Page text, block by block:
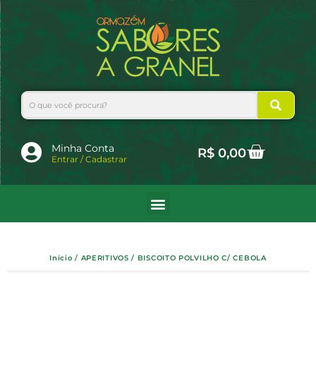
para
o
conteúdo
Search
Minha Conta
Entrar / Cadastrar R$0,00Cart
Início / APERITIVOS / BISCOITO POLVILHO C/ CEBOLA